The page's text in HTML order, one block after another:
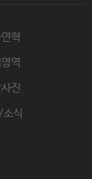
혁
역
진
식